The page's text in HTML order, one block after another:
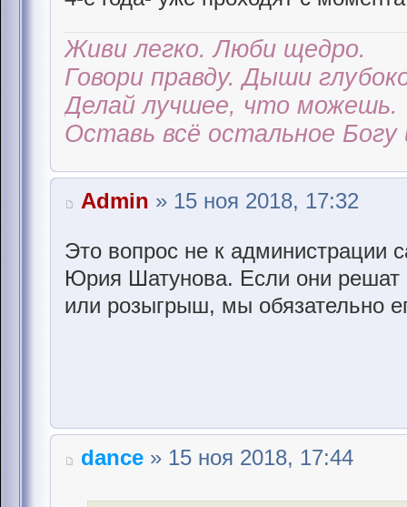
Живи легко. Люби щедро.
Говори правду. Дыши
Делай лучшее, что можешь.
Оставь всё остальное Богу
Admin » 15 ноя 2018, 17:32
Это вопрос не к администрации
Юрия Шатунова. Если они решат
или розыгрыш, мы обязательно
dance » 15 ноя 2018, 17:44